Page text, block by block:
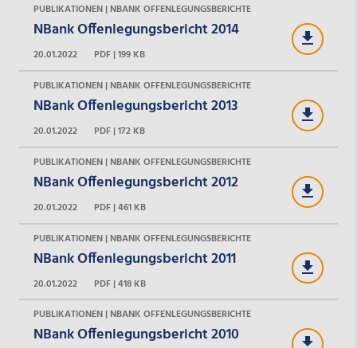
PUBLIKATIONEN | NBANK OFFENLEGUNGSBERICHTE
NBank Offenlegungsbericht 2014
20.01.2022
PDF | 199 KB
PUBLIKATIONEN | NBANK OFFENLEGUNGSBERICHTE
NBank Offenlegungsbericht 2013
20.01.2022
PDF | 172 KB
PUBLIKATIONEN | NBANK OFFENLEGUNGSBERICHTE
NBank Offenlegungsbericht 2012
20.01.2022
PDF | 461 KB
PUBLIKATIONEN | NBANK OFFENLEGUNGSBERICHTE
NBank Offenlegungsbericht 2011
20.01.2022
PDF | 418 KB
PUBLIKATIONEN | NBANK OFFENLEGUNGSBERICHTE
NBank Offenlegungsbericht 2010